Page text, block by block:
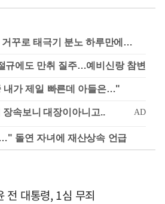
꾸로 태극기 분노 하루만에…
규에도 만취 질주…예비신랑 참변
내가 제일 빠른데 아들은…"
돌연 자녀에 재산상속 언급
전 대통령, 1심 무죄